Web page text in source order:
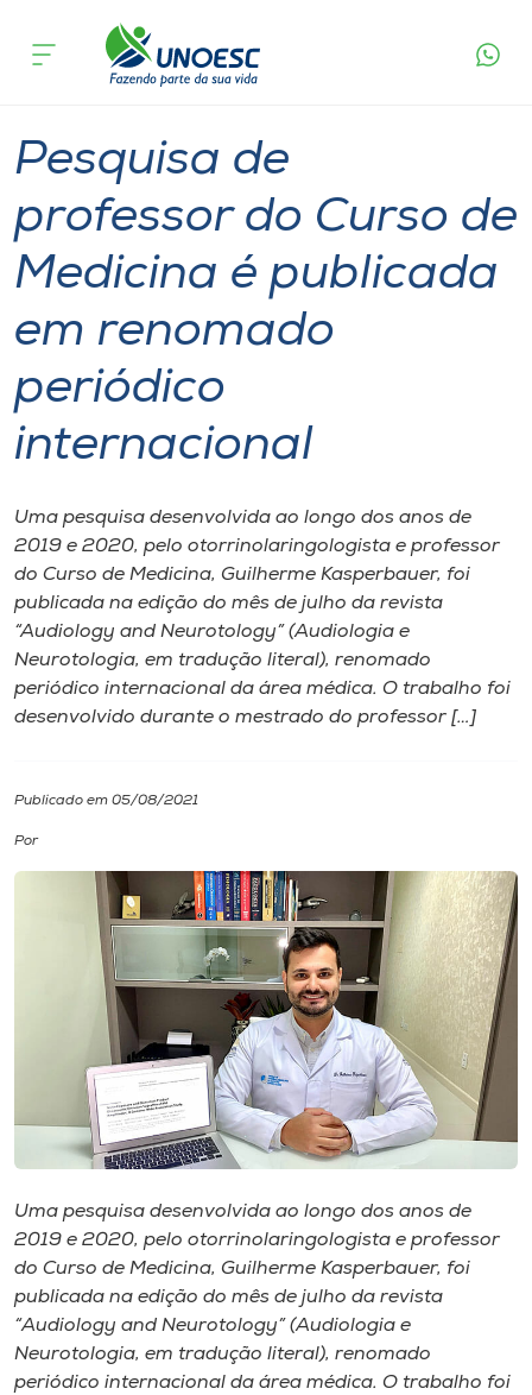
Cursos
Atendimento ao Estudante
Portal de Ensino
A
Unoesc
Internacionalização
I.nova
Diplomados
Cultura
CPA
Biblioteca
Unoesc
Selecione
acontece
Pesquisa de
professor do Curso de
Medicina é publicada
em renomado
periódico
internacional
Uma pesquisa desenvolvida ao longo dos anos de
2019 e 2020, pelo otorrinolaringologista e professor
do Curso de Medicina, Guilherme Kasperbauer, foi
publicada na edição do mês de julho da revista
“Audiology and Neurotology” (Audiologia e
Neurotologia, em tradução literal), renomado
periódico internacional da área médica. O trabalho foi
desenvolvido durante o mestrado do professor […]
Publicado em 05/08/2021
Por
Uma pesquisa desenvolvida ao longo dos anos de
2019 e 2020, pelo otorrinolaringologista e professor
do Curso de Medicina, Guilherme Kasperbauer, foi
publicada na edição do mês de julho da revista
“Audiology and Neurotology” (Audiologia e
Neurotologia, em tradução literal), renomado
periódico internacional da área médica. O trabalho foi